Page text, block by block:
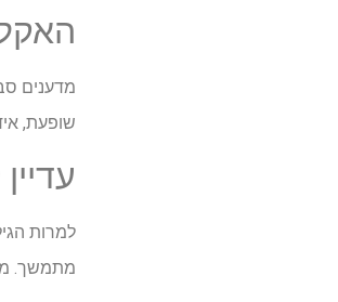
שופעת,
למרות
מתמשך.